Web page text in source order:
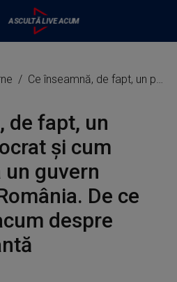
Ce înseamnă, de fapt, un premier tehnocrat și cum poate apărea un guvern tehnocrat în România. De ce se vorbește acum despre această variantă
de fapt, un
și cum
un guvern
De ce
despre